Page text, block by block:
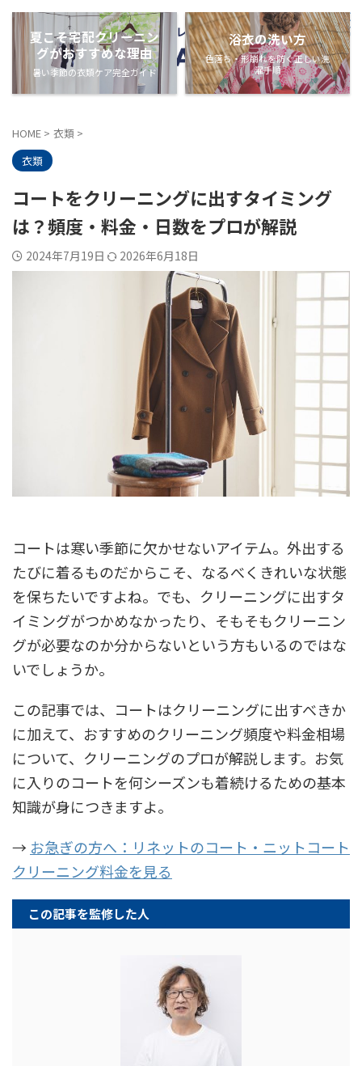
夏こそ宅配クリーニン
グがおすすめな理由
暑い季節の衣類ケア完全ガイド
浴衣の洗い方
色落ち・形崩れを防ぐ正しい洗
濯手順
HOME > 衣類 >
衣類
コートをクリーニングに出すタイミング
は？頻度・料金・日数をプロが解説
2024年7月19日 2026年6月18日
コートは寒い季節に欠かせないアイテム。外出する
たびに着るものだからこそ、なるべくきれいな状態
を保ちたいですよね。でも、クリーニングに出すタ
イミングがつかめなかったり、そもそもクリーニン
グが必要なのか分からないという方もいるのではな
いでしょうか。
この記事では、コートはクリーニングに出すべきか
に加えて、おすすめのクリーニング頻度や料金相場
について、クリーニングのプロが解説します。お気
に入りのコートを何シーズンも着続けるための基本
知識が身につきますよ。
→ お急ぎの方へ：リネットのコート・ニットコート
クリーニング料金を見る
この記事を監修した人